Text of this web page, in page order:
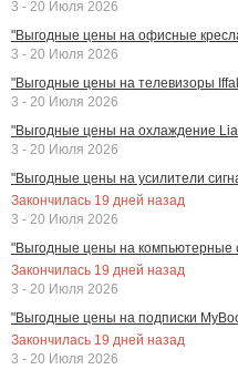
3 - 20 Июля 2026
"Выгодные цены на офисные
3 - 20 Июля 2026
"Выгодные цены на телевизоры
3 - 20 Июля 2026
"Выгодные цены на охлаждение
3 - 20 Июля 2026
"Выгодные цены на усилители
Закончилась 19 дней назад
3 - 20 Июля 2026
"Выгодные цены на компьютерные
Закончилась 19 дней назад
3 - 20 Июля 2026
"Выгодные цены на подписки
Закончилась 19 дней назад
3 - 20 Июля 2026